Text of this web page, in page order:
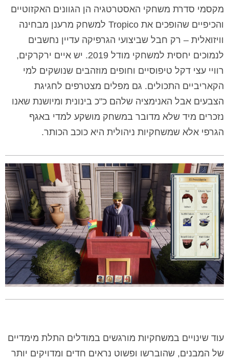
מקסמי סדרת משחקי האסטרטגיה הן הגוונים האקזוטיים
והכיפיים שהופכים את Tropico למשחק מרענן מבחינה
וויזואלית – רק חבל שביצועי הגרפיקה עדיין נחשבים
לנמוכים יחסית למשחקי מודל 2019. יש איים ירקרקים,
רוויי עצי דקל טיפוסיים וחופים מוזהבים שנושקים למי
הקאריביים התכולים. גם מפלים מצטרפים לחגיגת
הצבעים אבל האנימציה שלהם כ"כ בינונית ומיושנת שאנו
נזכרים מיד שלא מדובר במשחק מושקע למדי באגף
הגרפי אלא שמשחקיות ניהולית היא כוכב הכותר.
עוד שינויים במשחקיות מורגשים במודלים התלת מימדיים
של המבנים, שהוברשו ופשוט נראים חדים ומדויקים יותר